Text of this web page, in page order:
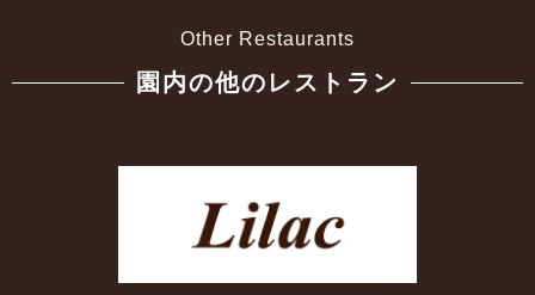
Other Restaurants
園内の他のレストラン